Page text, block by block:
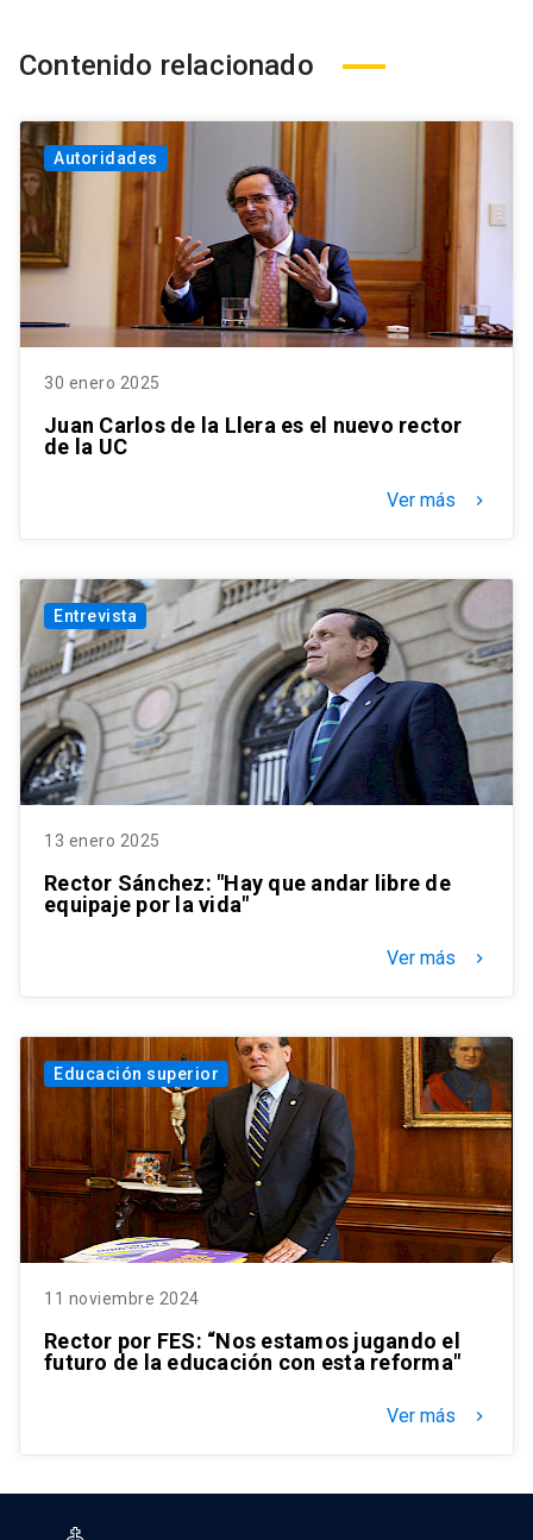
Contenido relacionado
Autoridades
30 enero 2025
Juan Carlos de la Llera es el nuevo rector
de la UC
Ver más keyboard_arrow_right
Entrevista
13 enero 2025
Rector Sánchez: "Hay que andar libre de
equipaje por la vida"
Ver más keyboard_arrow_right
Educación superior
11 noviembre 2024
Rector por FES: “Nos estamos jugando el
futuro de la educación con esta reforma"
Ver más keyboard_arrow_right